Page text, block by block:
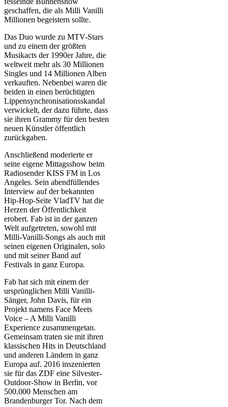
geschaffen, die als Milli Vanilli
Millionen begeistern sollte.
Das Duo wurde zu MTV-Stars
und zu einem der größten
Musikacts der 1990er Jahre, die
weltweit mehr als 30 Millionen
Singles und 14 Millionen Alben
verkauften. Nebenbei waren die
beiden in einen berüchtigten
Lippensynchronisationsskandal
verwickelt, der dazu führte, dass
sie ihren Grammy für den besten
neuen Künstler öffentlich
zurückgaben.
Anschließend moderierte er
seine eigene Mittagsshow beim
Radiosender KISS FM in Los
Angeles. Sein abendfüllendes
Interview auf der bekannten
Hip-Hop-Seite VladTV hat die
Herzen der Öffentlichkeit
erobert. Fab ist in der ganzen
Welt aufgetreten, sowohl mit
Milli-Vanilli-Songs als auch mit
seinen eigenen Originalen, solo
und mit seiner Band auf
Festivals in ganz Europa.
Fab hat sich mit einem der
ursprünglichen Milli Vanilli-
Sänger, John Davis, für ein
Projekt namens Face Meets
Voice – A Milli Vanilli
Experience zusammengetan.
Gemeinsam traten sie mit ihren
klassischen Hits in Deutschland
und anderen Ländern in ganz
Europa auf. 2016 inszenierten
sie für das ZDF eine Silvester-
Outdoor-Show in Berlin, vor
500.000 Menschen am
Brandenburger Tor. Nach dem